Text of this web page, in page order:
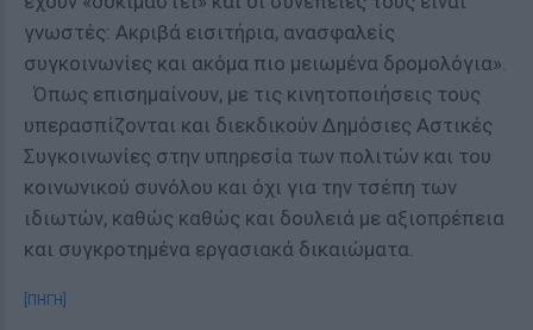
γνωστές: Ακριβά εισιτήρια, ανασφαλείς
συγκοινωνίες και ακόμα πιο μειωμένα δρομολόγια».
Όπως επισημαίνουν, με τις κινητοποιήσεις τους
υπερασπίζονται και διεκδικούν Δημόσιες Αστικές
Συγκοινωνίες στην υπηρεσία των πολιτών και του
κοινωνικού συνόλου και όχι για την τσέπη των
ιδιωτών, καθώς καθώς και δουλειά με αξιοπρέπεια
και συγκροτημένα εργασιακά δικαιώματα.
[ΠΗΓΗ]